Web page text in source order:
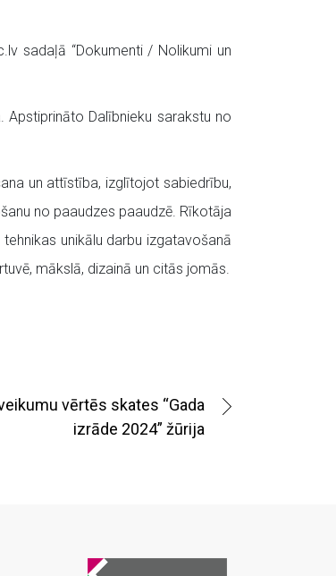
sadaļā “Dokumenti / Nolikumi un
Dalībnieku sarakstu no
un attīstība, izglītojot sabiedrību,
no paaudzes paaudzē. Rīkotāja
unikālu darbu izgatavošanā
mākslā, dizainā un citās jomās.
vērtēs skates “Gada
izrāde 2024” žūrija